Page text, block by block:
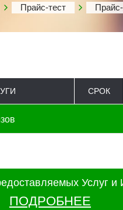
Прайс-тест
СРОК
Услуг
ПОДРОБНЕЕ